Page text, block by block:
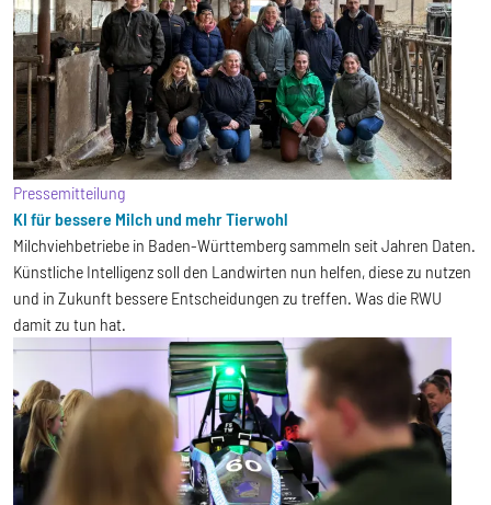
Pressemitteilung
KI für bessere Milch und mehr Tierwohl
Milchviehbetriebe in Baden-Württemberg sammeln seit Jahren Daten.
Künstliche Intelligenz soll den Landwirten nun helfen, diese zu nutzen
und in Zukunft bessere Entscheidungen zu treffen. Was die RWU
damit zu tun hat.